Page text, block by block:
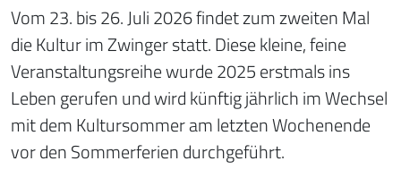
Vom 23. bis 26. Juli 2026 findet zum zweiten Mal
die Kultur im Zwinger statt. Diese kleine, feine
Veranstaltungsreihe wurde 2025 erstmals ins
Leben gerufen und wird künftig jährlich im Wechsel
mit dem Kultursommer am letzten Wochenende
vor den Sommerferien durchgeführt.